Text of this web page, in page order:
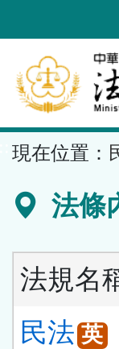
到
要
內
容
區
現在位置：
法條
法規名
民法 英